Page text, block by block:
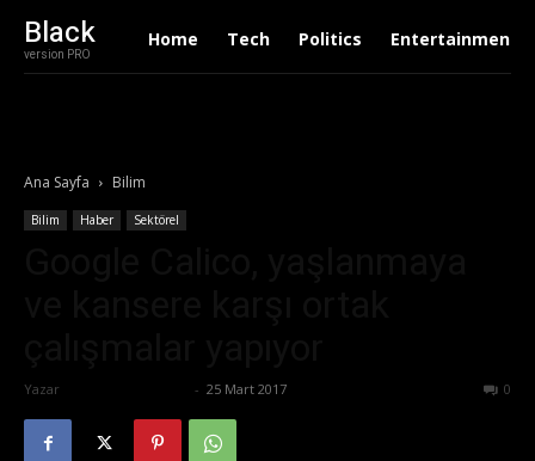
Black
version PRO
Home Tech Politics Entertainment
Ana Sayfa Bilim
Bilim Haber Sektörel
Yazar - 25 Mart 2017 0